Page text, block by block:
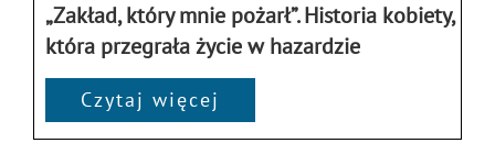
„Zakład, który mnie pożarł”. Historia kobiety,
która przegrała życie w hazardzie
Czytaj więcej